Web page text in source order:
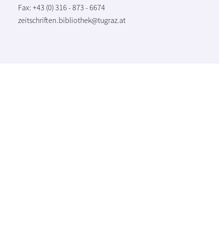
Fax: +43 (0) 316 - 873 - 6674
zeitschriften.bibliothek@tugraz.at